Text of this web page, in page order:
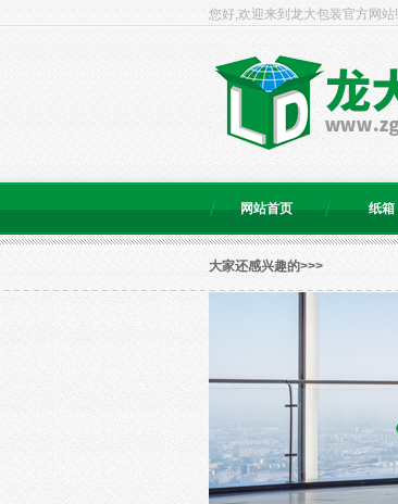
您好,欢迎来到龙大包装官方网站!
网站首页 纸箱
大家还感兴趣的>>>